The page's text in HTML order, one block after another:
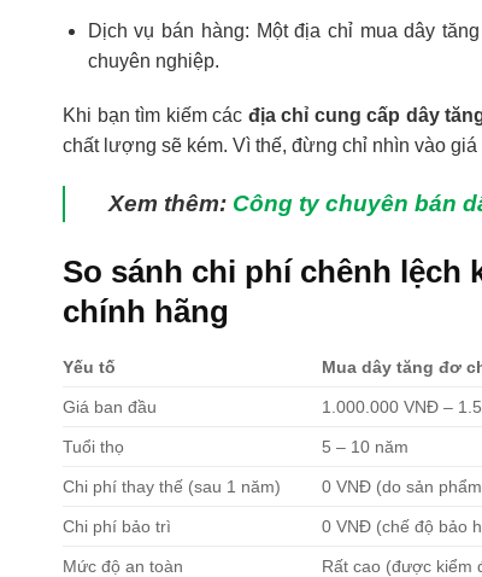
Dịch vụ bán hàng: Một địa chỉ mua dây
chuyên nghiệp.
Khi bạn tìm kiếm các địa chỉ cung cấp dây
chất lượng sẽ kém. Vì thế, đừng chỉ nhìn vào
Xem thêm: Công ty chuyên bán
So sánh chi phí chênh lệch
chính hãng
Yếu tố Mua dây tăng đơ
Giá ban đầu 1.000.000 VNĐ –
Tuổi thọ 5 – 10 năm
Chi phí thay thế (sau 1 năm) 0 VNĐ (do sản
Chi phí bảo trì 0 VNĐ (chế độ bảo
Mức độ an toàn Rất cao (được kiểm